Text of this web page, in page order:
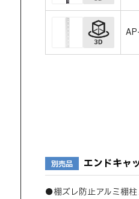
別売品 エンドキャ
●棚ズレ防止アルミ棚柱